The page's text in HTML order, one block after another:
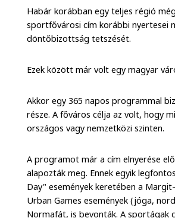
Habár korábban egy teljes régió
sportfővárosi cím korábbi nyertesei
döntőbizottság tetszését.
Ezek között már volt egy magyar
Akkor egy 365 napos programmal
része. A főváros célja az volt, hogy
országos vagy nemzetközi szinten.
A programot már a cím elnyerése
alapozták meg. Ennek egyik
Day" események keretében a
Urban Games események (jóga,
Normafát, is bevonták. A sportágak